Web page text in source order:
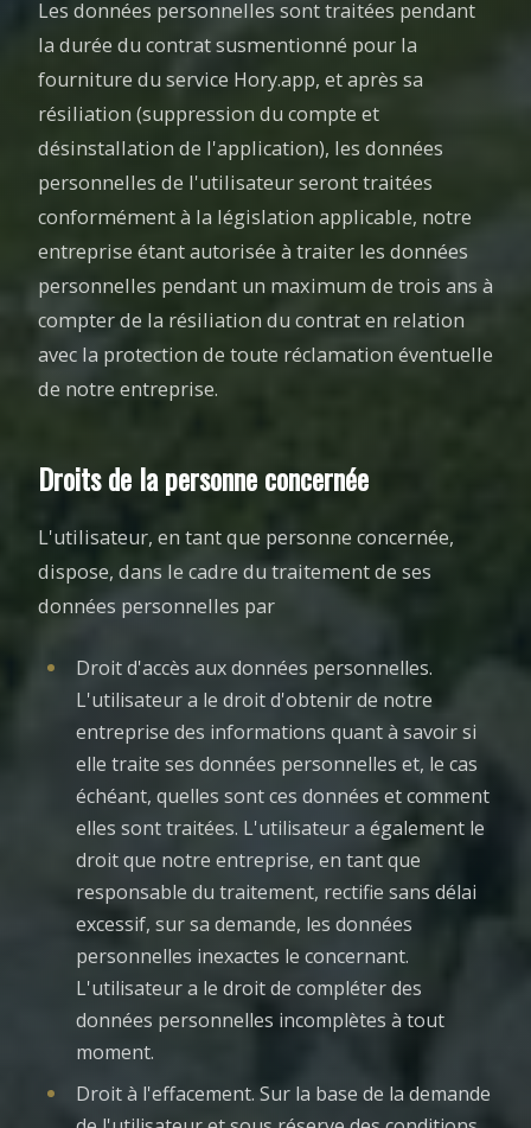
Les données personnelles sont traitées pendant
la durée du contrat susmentionné pour la
fourniture du service Hory.app, et après sa
résiliation (suppression du compte et
désinstallation de l'application), les données
personnelles de l'utilisateur seront traitées
conformément à la législation applicable, notre
entreprise étant autorisée à traiter les données
personnelles pendant un maximum de trois ans à
compter de la résiliation du contrat en relation
avec la protection de toute réclamation éventuelle
de notre entreprise.
Droits de la personne concernée
L'utilisateur, en tant que personne concernée,
dispose, dans le cadre du traitement de ses
données personnelles par
Droit d'accès aux données personnelles.
L'utilisateur a le droit d'obtenir de notre
entreprise des informations quant à savoir si
elle traite ses données personnelles et, le cas
échéant, quelles sont ces données et comment
elles sont traitées. L'utilisateur a également le
droit que notre entreprise, en tant que
responsable du traitement, rectifie sans délai
excessif, sur sa demande, les données
personnelles inexactes le concernant.
L'utilisateur a le droit de compléter des
données personnelles incomplètes à tout
moment.
Droit à l'effacement. Sur la base de la demande